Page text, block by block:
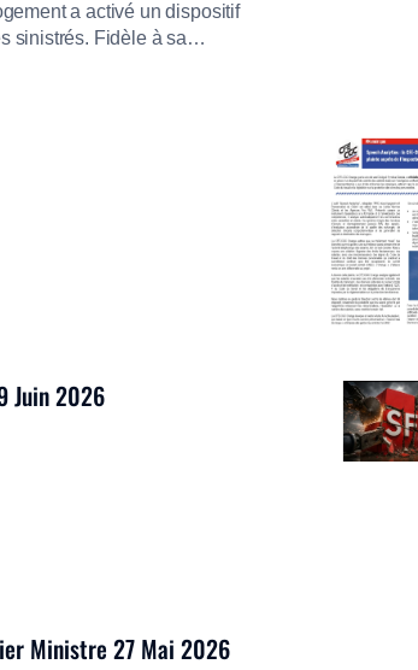
a activé un dispositif
sinistrés. Fidèle à sa
Juin 2026
Ministre 27 Mai 2026